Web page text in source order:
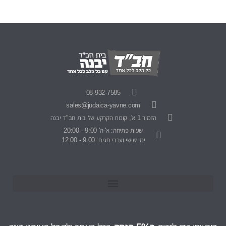
08-932-7585
sales@judaica-yavne.com
הזמיר 1 א', קומת הקרקע של בית חב"ד יבנה
שעות פתיחה: א'-ה' 9:00 - 20:00
ימי שישי וערבי חגים: 9:00 - 12:00